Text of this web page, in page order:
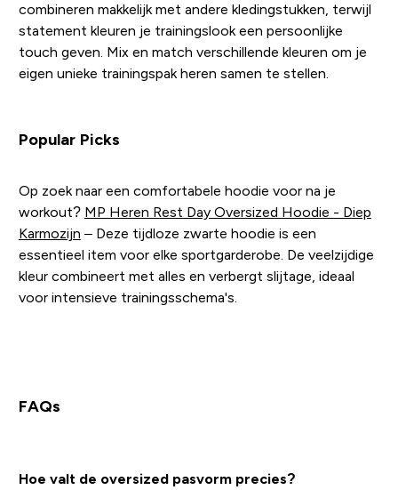
combineren makkelijk met andere kledingstukken, terwijl
statement kleuren je trainingslook een persoonlijke
touch geven. Mix en match verschillende kleuren om je
eigen unieke trainingspak heren samen te stellen.
Popular Picks
Op zoek naar een comfortabele hoodie voor na je
workout? MP Heren Rest Day Oversized Hoodie - Diep
Karmozijn – Deze tijdloze zwarte hoodie is een
essentieel item voor elke sportgarderobe. De veelzijdige
kleur combineert met alles en verbergt slijtage, ideaal
voor intensieve trainingsschema's.
FAQs
Hoe valt de oversized pasvorm precies?